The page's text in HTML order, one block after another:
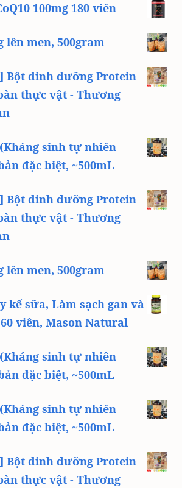
100mg 180 viên
lên men, 500gram
Bột dinh dưỡng Protein
thực vật - Thương
sinh tự nhiên
đặc biệt, ~500mL
Bột dinh dưỡng Protein
thực vật - Thương
lên men, 500gram
kế sữa, Làm sạch gan và
viên, Mason Natural
sinh tự nhiên
đặc biệt, ~500mL
sinh tự nhiên
đặc biệt, ~500mL
Bột dinh dưỡng Protein
thực vật - Thương